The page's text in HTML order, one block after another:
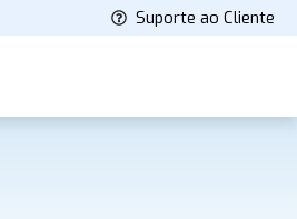
Suporte ao Cliente